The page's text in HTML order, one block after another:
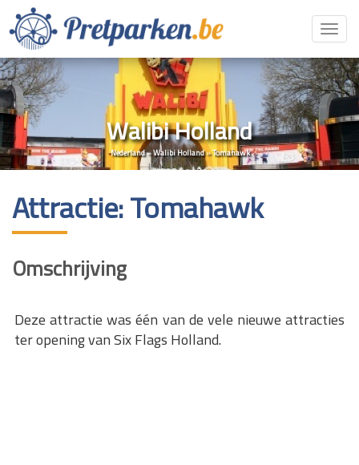
Walibi Holland
Nederland»Walibi Holland»Tomahawk
Attractie: Tomahawk
Omschrijving
Deze attractie was één van de vele nieuwe attracties
ter opening van Six Flags Holland.